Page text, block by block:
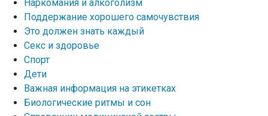
Наркомания и алкоголизм
Поддержание хорошего самочувствия
Это должен знать каждый
Секс и здоровье
Спорт
Дети
Важная информация на этикетках
Биологические ритмы и сон